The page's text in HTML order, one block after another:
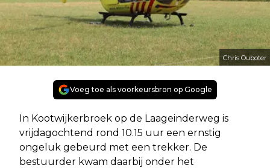
Chris Ouboter
Voeg toe als voorkeursbron op Google
In Kootwijkerbroek op de Laageinderweg is
vrijdagochtend rond 10.15 uur een ernstig
ongeluk gebeurd met een trekker. De
bestuurder kwam daarbij onder het